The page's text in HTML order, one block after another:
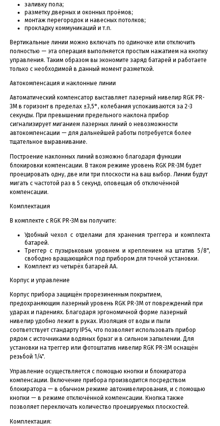
заливку пола;
разметку дверных и оконных проёмов;
монтаж перегородок и навесных потолков;
прокладку коммуникаций и т.п.
Вертикальные линии можно включать по одиночке или отключить
полностью — эта операция выполняется простым нажатием на кнопку
управления. Таким образом вы экономите заряд батарей и работаете
только с необходимой в данный момент разметкой.
Автокомпенсация и наклонные линии
Автоматический компенсатор выставляет лазерный нивелир RGK PR-
3M в горизонт в пределах ±3,5°, колебания успокаиваются за 2-3
секунды. При превышении предельного наклона прибор
сигнализирует миганием лазерных линий о невозможности
автокомпенсации — для дальнейшей работы потребуется более
тщательное выравнивание.
Построение наклонных линий возможно благодаря функции
блокировки компенсации. В таком режиме уровень RGK PR-3M будет
проецировать одну, две или три плоскости на ваш выбор. Линии будут
мигать с частотой раз в 5 секунд, оповещая об отключённой
компенсации.
Комплектация
В комплекте с RGK PR-3M вы получите:
Удобный чехол с отделами для хранения треггера и комплекта
батарей.
Треггер с пузырьковым уровнем и креплением на штатив 5/8",
свободно вращающийся под прибором для точной установки.
Комплект из четырёх батарей AA.
Корпус и управление
Корпус прибора защищён прорезиненным покрытием,
предохраняющим лазерный уровень RGK PR-3M от повреждений при
ударах и падениях. Благодаря эргономичной форме лазерный
нивелир удобно лежит в руках. Изоляция от воды и пыли
соответствует стандарту IP54, что позволяет использовать прибор
рядом с источниками водяных брызг и в сильном запылении. Для
установки на треггер или фотоштатив нивелир RGK PR-3M оснащён
резьбой 1/4".
Управление осуществляется с помощью кнопки и блокиратора
компенсации. Включение прибора производится посредством
блокиратора — в обычном режиме автонивелирования, и с помощью
кнопки — в режиме отключённой компенсации. Кнопка также
позволяет переключать количество проецируемых плоскостей.
Комплектация: